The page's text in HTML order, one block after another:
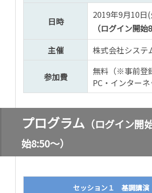
日時
2019年9月10日
（ログイン開始8
主催
株式会社システ
参加費
無料（※事前登
PC・インター
プログラム （ログイン開
始8:50～）
セッション１ 基調講演